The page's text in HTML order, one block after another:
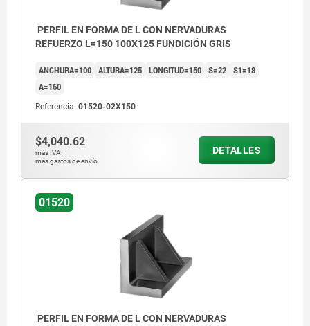
PERFIL EN FORMA DE L CON NERVADURAS
REFUERZO L=150 100X125 FUNDICIÓN GRIS
ANCHURA=100 ALTURA=125 LONGITUD=150 S=22 S1=18
A=160
Referencia: 01520-02X150
$4,040.62
más IVA.
más gastos de envío
DETALLES
01520
PERFIL EN FORMA DE L CON NERVADURAS